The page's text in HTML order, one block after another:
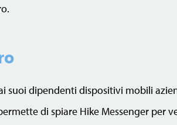
suoi dipendenti dispositivi mobili
di spiare Hike Messenger per